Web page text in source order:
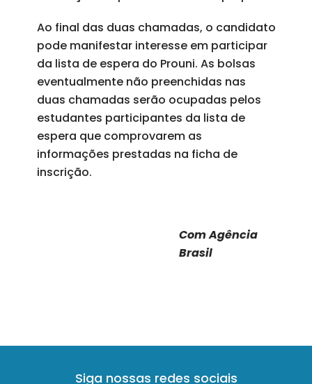
Ao final das duas chamadas, o candidato
pode manifestar interesse em participar
da lista de espera do Prouni. As bolsas
eventualmente não preenchidas nas
duas chamadas serão ocupadas pelos
estudantes participantes da lista de
espera que comprovarem as
informações prestadas na ficha de
inscrição.
Com Agência
Brasil
Siga nossas redes sociais